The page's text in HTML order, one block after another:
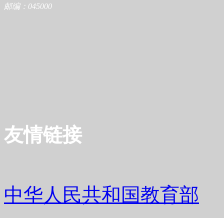
邮编：045000
友情链接
中华人民共和国教育部